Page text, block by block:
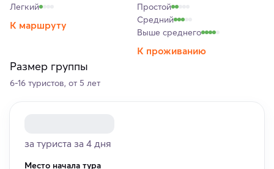
Легкий
К маршруту
Простой
Средний
Выше среднего
К проживанию
Размер группы
6-16 туристов, от 5 лет
за туриста за 4 дня
Место начала тура